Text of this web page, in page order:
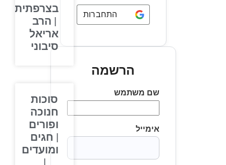
התחברות באמצעותGoogle
הרשמה
שם משתמש
אימייל
בצרפתית
| הרב
אריאל
סיבוני
סוכות
חנוכה
ופורים
| חגים
ומועדים